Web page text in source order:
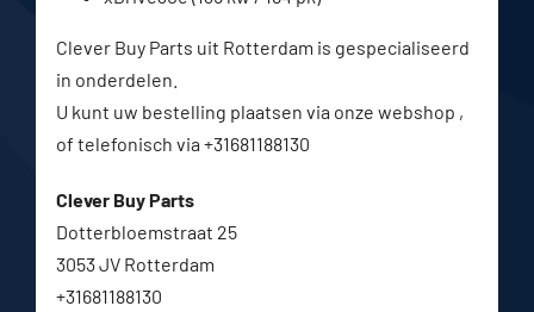
Clever Buy Parts uit Rotterdam is gespecialiseerd
in onderdelen.
U kunt uw bestelling plaatsen via onze webshop ,
of telefonisch via +31681188130
Clever Buy Parts
Dotterbloemstraat 25
3053 JV Rotterdam
+31681188130